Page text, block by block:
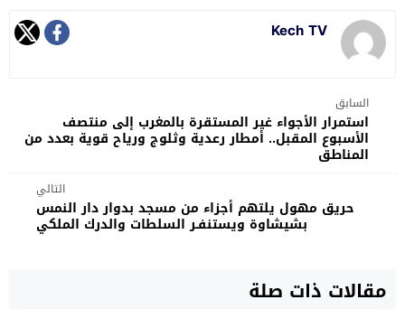
Kech TV
السابق
استمرار الأجواء غير المستقرة بالمغرب إلى منتصف
الأسبوع المقبل.. أمطار رعدية وثلوج ورياح قوية بعدد من
المناطق
التالي
حريق مهول يلتهم أجزاء من مسجد بدوار دار النمس
بشيشاوة ويستنفـر السلطات والدرك الملكي
مقالات ذات صلة